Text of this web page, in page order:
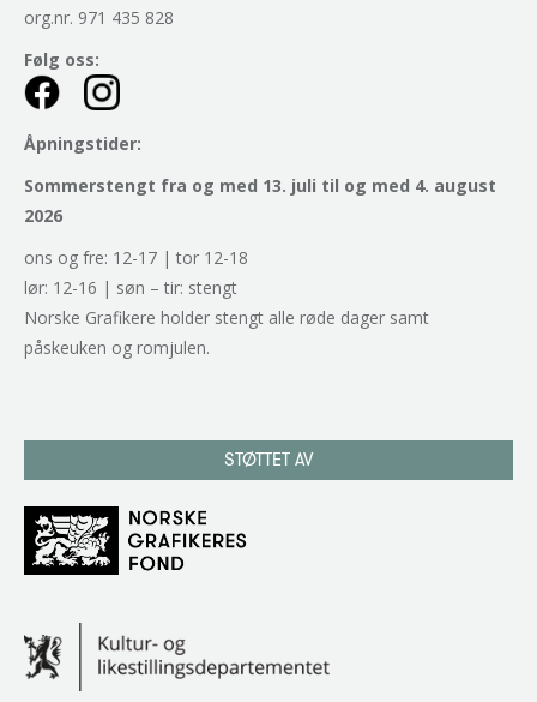
org.nr. 971 435 828
Følg oss:
Åpningstider:
Sommerstengt fra og med 13. juli til og med 4. august
2026
ons og fre: 12-17 | tor 12-18
lør: 12-16 | søn – tir: stengt
Norske Grafikere holder stengt alle røde dager samt
påskeuken og romjulen.
STØTTET AV